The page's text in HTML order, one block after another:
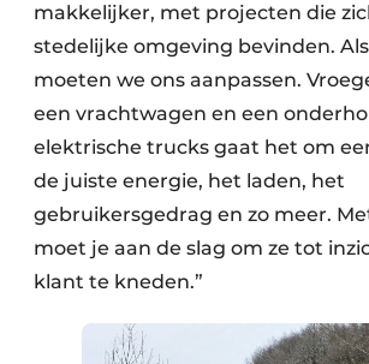
makkelijker, met projecten die
stedelijke omgeving bevinden.
moeten we ons aanpassen.
een vrachtwagen en een
elektrische trucks gaat het om
de juiste energie, het laden, het
gebruikersgedrag en zo meer.
moet je aan de slag om ze tot
klant te kneden.”